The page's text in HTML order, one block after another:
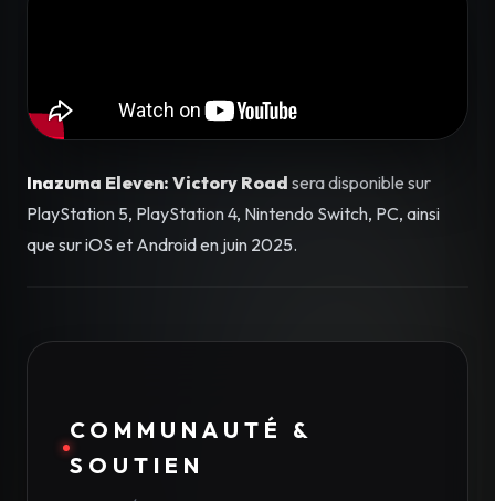
Inazuma Eleven: Victory Road sera disponible sur
PlayStation 5, PlayStation 4, Nintendo Switch, PC, ainsi
que sur iOS et Android en juin 2025.
COMMUNAUTÉ &
SOUTIEN